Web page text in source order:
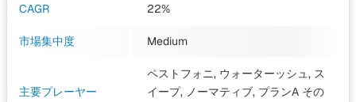
CAGR 22%
市場集中度 Medium
主要プレーヤー
ペストフォニ, ウォーターッシュ, ス
イープ, ノーマティブ, プランA その